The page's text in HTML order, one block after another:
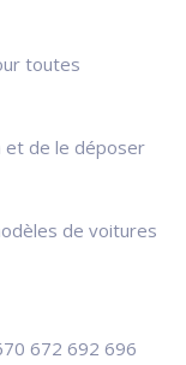
toutes
et de le déposer
de voitures
672 692 696